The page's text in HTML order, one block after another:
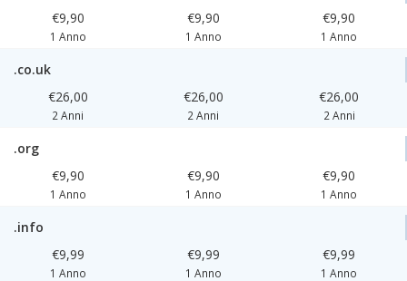
€9,90
1 Anno
€9,90
1 Anno
€9,90
1 Anno
.co.uk
€26,00
2 Anni
€26,00
2 Anni
€26,00
2 Anni
.org
€9,90
1 Anno
€9,90
1 Anno
€9,90
1 Anno
.info
€9,99
1 Anno
€9,99
1 Anno
€9,99
1 Anno